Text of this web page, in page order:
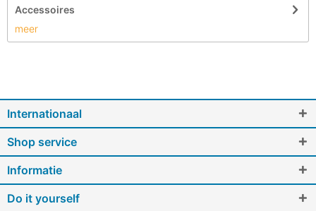
Accessoires
meer
Internationaal
Shop service
Informatie
Do it yourself